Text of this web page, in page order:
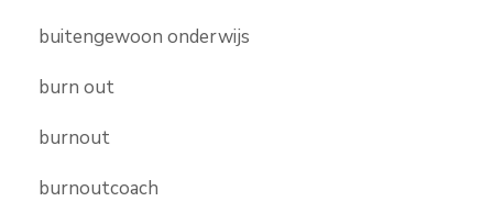
buitengewoon onderwijs
burn out
burnout
burnoutcoach